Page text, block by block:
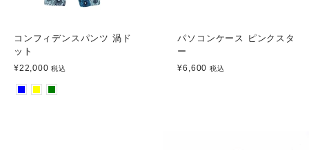
コンフィデンスパンツ 渦ド
ット
¥22,000税込
パソコンケース ピンクスタ
ー
¥6,600税込